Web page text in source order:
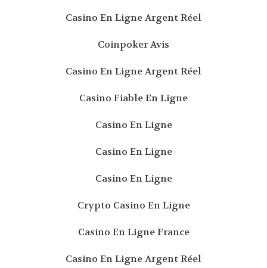
Casino En Ligne Argent Réel
Coinpoker Avis
Casino En Ligne Argent Réel
Casino Fiable En Ligne
Casino En Ligne
Casino En Ligne
Casino En Ligne
Crypto Casino En Ligne
Casino En Ligne France
Casino En Ligne Argent Réel